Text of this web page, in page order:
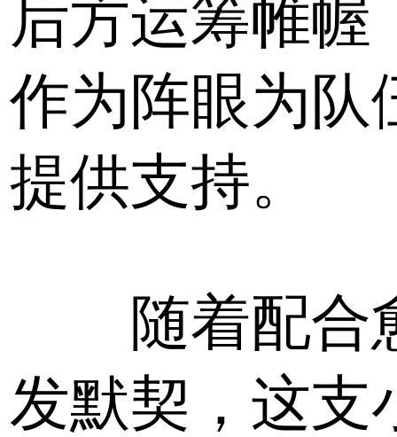
后方运筹帷幄
作为阵眼为队
提供支持。
随着配合
发默契，这支